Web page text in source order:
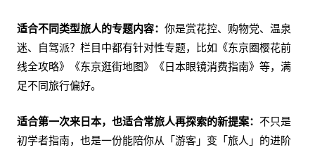
适合不同类型旅人的专题内容： 你是赏花控、购物党、温泉
迷、自驾派？栏目中都有针对性专题，比如《东京圈樱花前
线全攻略》《东京逛街地图》《日本眼镜消费指南》等，满
足不同旅行偏好。
适合第一次来日本，也适合常旅人再探索的新提案： 不只是
初学者指南，也是一份能陪你从「游客」变「旅人」的进阶